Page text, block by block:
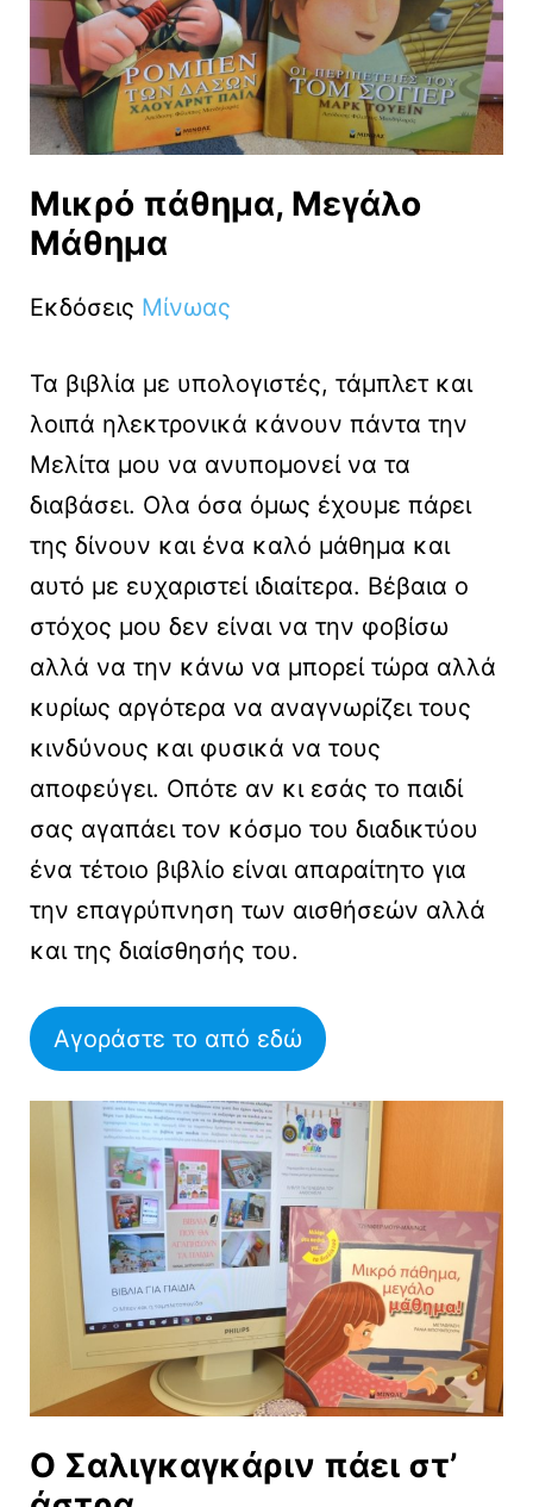
Μικρό πάθημα, Μεγάλο
Μάθημα
Εκδόσεις Μίνωας
Τα βιβλία με υπολογιστές, τάμπλετ και
λοιπά ηλεκτρονικά κάνουν πάντα την
Μελίτα μου να ανυπομονεί να τα
διαβάσει. Ολα όσα όμως έχουμε πάρει
της δίνουν και ένα καλό μάθημα και
αυτό με ευχαριστεί ιδιαίτερα. Βέβαια ο
στόχος μου δεν είναι να την φοβίσω
αλλά να την κάνω να μπορεί τώρα αλλά
κυρίως αργότερα να αναγνωρίζει τους
κινδύνους και φυσικά να τους
αποφεύγει. Οπότε αν κι εσάς το παιδί
σας αγαπάει τον κόσμο του διαδικτύου
ένα τέτοιο βιβλίο είναι απαραίτητο για
την επαγρύπνηση των αισθήσεών αλλά
και της διαίσθησής του.
Αγοράστε το από εδώ
Ο Σαλιγκαγκάριν πάει στ’